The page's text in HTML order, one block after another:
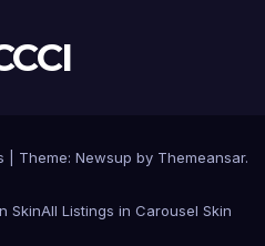
Theme: Newsup by Themeansar.
SkinAll Listings in Carousel Skin